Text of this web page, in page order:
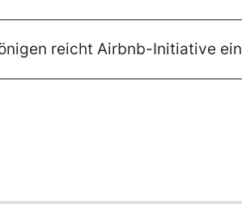
reicht Airbnb-Initiative ein